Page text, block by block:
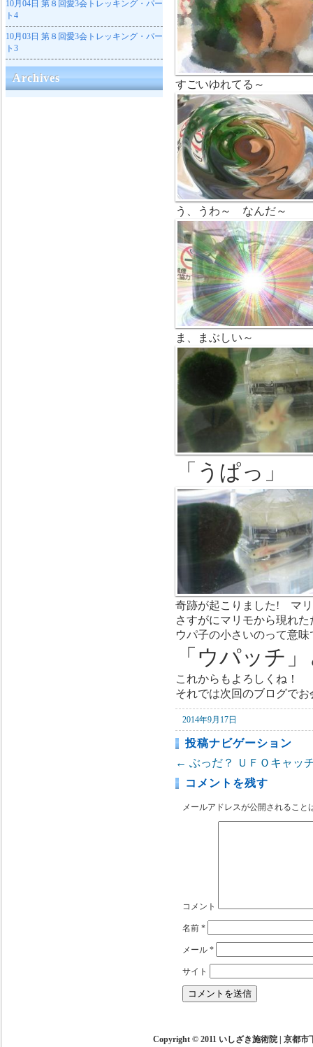
すごいゆれてる～
う、うわ～ なんだ～
ま、まぶしい～
「うぱっ」
奇跡が起こりました! マ
さすがにマリモから現れ
ウパ子の小さいのって意味
「ウパッチ
これからもよろしくね！
それでは次回のブログで
2014年9月17日
投稿ナビゲーション
← ぶっだ？
ＵＦＯキャッ
コメントを残す
メールアドレスが公開されること
コメント
名前 *
メール *
サイト
10月04日 第８回愛3会トレッキング・パー
ト4
10月03日 第８回愛3会トレッキング・パー
ト3
Archives
Copyright © 2011 いしざき施術院 | 京都